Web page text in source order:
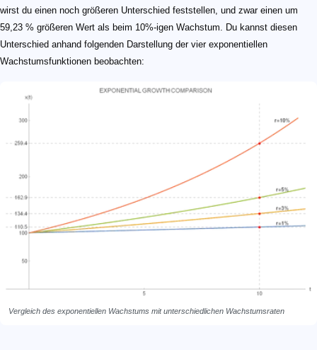
wirst du einen noch größeren Unterschied feststellen, und zwar einen um
59,23 % größeren Wert als beim 10%-igen Wachstum. Du kannst diesen
Unterschied anhand folgenden Darstellung der vier exponentiellen
Wachstumsfunktionen beobachten:
Vergleich des exponentiellen Wachstums mit unterschiedlichen Wachstumsraten